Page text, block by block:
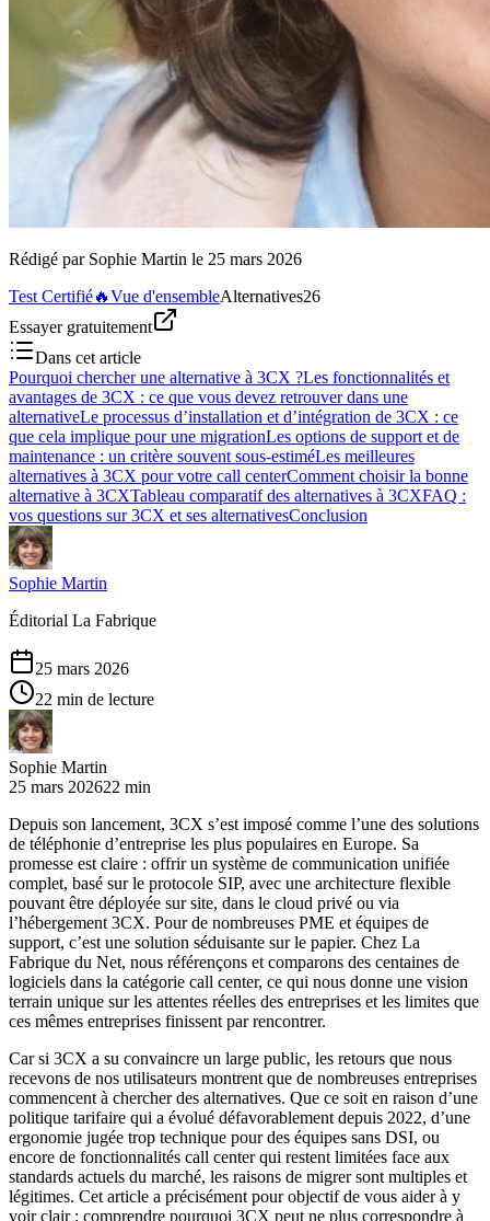
Rédigé par Sophie Martin le 25 mars 2026
Test Certifié🔥Vue d'ensembleAlternatives26
Essayer gratuitement
Dans cet article
Pourquoi chercher une alternative à 3CX ?Les fonctionnalités et
avantages de 3CX : ce que vous devez retrouver dans une
alternativeLe processus d’installation et d’intégration de 3CX : ce
que cela implique pour une migrationLes options de support et de
maintenance : un critère souvent sous-estiméLes meilleures
alternatives à 3CX pour votre call centerComment choisir la bonne
alternative à 3CXTableau comparatif des alternatives à 3CXFAQ :
vos questions sur 3CX et ses alternativesConclusion
Sophie Martin
Éditorial La Fabrique
25 mars 2026
22 min de lecture
Sophie Martin
25 mars 202622 min
Depuis son lancement, 3CX s’est imposé comme l’une des solutions
de téléphonie d’entreprise les plus populaires en Europe. Sa
promesse est claire : offrir un système de communication unifiée
complet, basé sur le protocole SIP, avec une architecture flexible
pouvant être déployée sur site, dans le cloud privé ou via
l’hébergement 3CX. Pour de nombreuses PME et équipes de
support, c’est une solution séduisante sur le papier. Chez La
Fabrique du Net, nous référençons et comparons des centaines de
logiciels dans la catégorie call center, ce qui nous donne une vision
terrain unique sur les attentes réelles des entreprises et les limites que
ces mêmes entreprises finissent par rencontrer.
Car si 3CX a su convaincre un large public, les retours que nous
recevons de nos utilisateurs montrent que de nombreuses entreprises
commencent à chercher des alternatives. Que ce soit en raison d’une
politique tarifaire qui a évolué défavorablement depuis 2022, d’une
ergonomie jugée trop technique pour des équipes sans DSI, ou
encore de fonctionnalités call center qui restent limitées face aux
standards actuels du marché, les raisons de migrer sont multiples et
légitimes. Cet article a précisément pour objectif de vous aider à y
voir clair : comprendre pourquoi 3CX peut ne plus correspondre à